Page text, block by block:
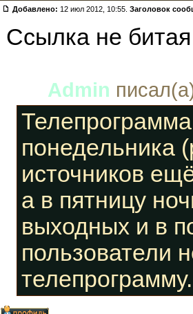
Добавлено: 12 июл 2012, 10:55. Заголовок
Ссылка не
Admin
понедельника
источников
а в пятницу
выходных и в
пользователи
телепрограмму.